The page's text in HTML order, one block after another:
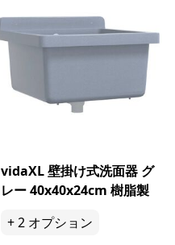
vidaXL 壁掛け式洗面器 グ
レー 40x40x24cm 樹脂製
+2 オプション